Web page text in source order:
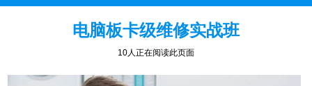
电脑板卡级维修实战班
10人正在阅读此页面